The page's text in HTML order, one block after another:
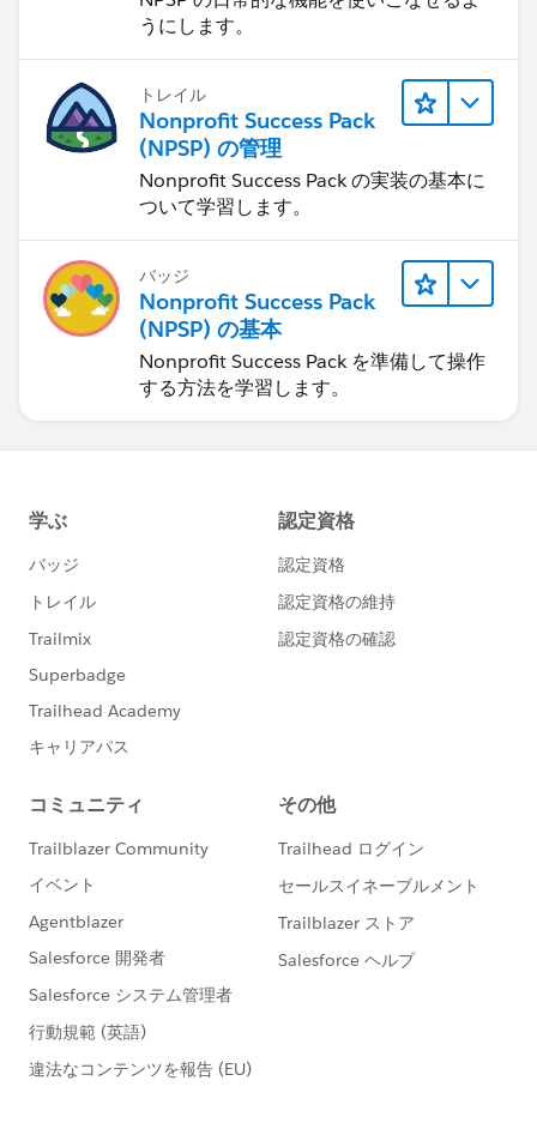
うにします。
トレイル
Nonprofit Success Pack
(NPSP) の管理
Nonprofit Success Pack の実装の基本に
ついて学習します。
バッジ
Nonprofit Success Pack
(NPSP) の基本
Nonprofit Success Pack を準備して操作
する方法を学習します。